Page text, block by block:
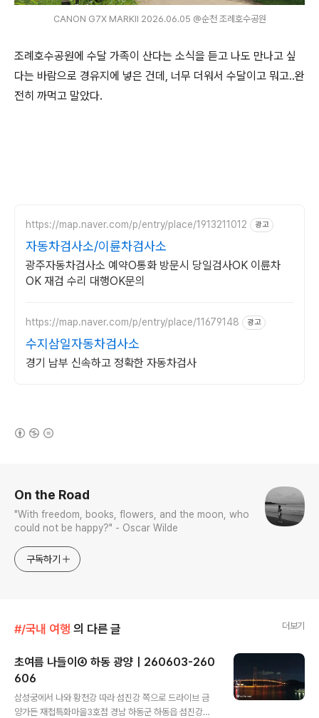
CANON G7X MARKⅡ 2026.06.05 @순천 조례호수공원
조례호수공원에 수달 가족이 산다는 소식을 듣고 나도 만나고 싶
다는 바람으로 경유지에 넣은 건데, 너무 더워서 수달이고 뭐고..완
전히 까먹고 말았다.
https://map.naver.com/p/entry/place/1913211012 광고
자동차검사소/이륜차검사소
광주자동차검사소 예약O통화 방문시 당일검사OK 이륜차
OK 재검 수리 대행OK문의
https://map.naver.com/p/entry/place/11679148 광고
수지삼일자동차검사소
경기 남부 신속하고 정확한 자동차검사
On the Road
"With freedom, books, flowers, and the moon, who
could not be happy?" - Oscar Wilde
구독하기
#/국내 여행 의 다른 글 더보기
초여름 나들이④ 하동 광양｜260603-260
606
삼성궁에서 나와 황천강 따라 섬진강 쪽으로 드라이브 금
양가든 재첩특화마을3호점 경남 하동군 하동읍 섬진강대